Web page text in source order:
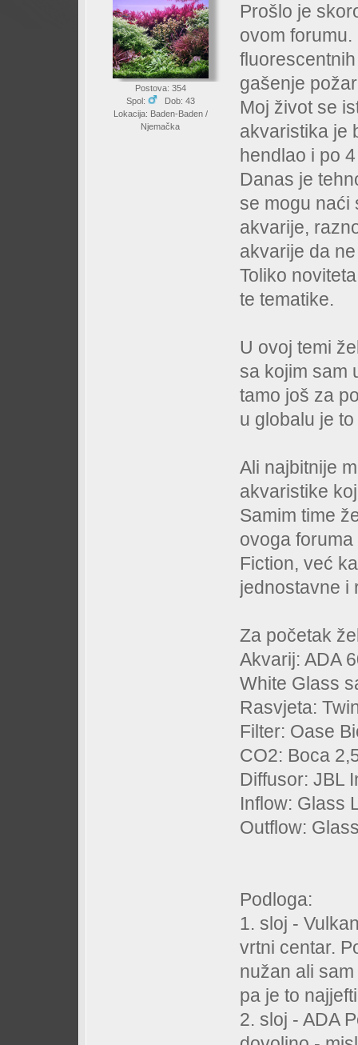
Postova: 354
Spol:
Dob: 43
Lokacija: Baden-Baden /
Njemačka
Prošlo je
ovom
gašenje
Moj život se
akvaristika je
hendlao i po
Danas je
se mogu naći
akvarije,
akvarije da
Toliko
te tematike.
U ovoj temi
sa kojim sam
tamo još za
u globalu je to
Ali najbitnije
akvaristike
Samim time
ovoga
Fiction, već
jednostavne i
Za početak
Akvarij: ADA
White Glass
Rasvjeta:
Filter: Oase
CO2: Boca
Diffusor: JBL
Inflow: Glass
Outflow:
Podloga:
1. sloj -
vrtni centar.
nužan ali
pa je to
2. sloj - ADA